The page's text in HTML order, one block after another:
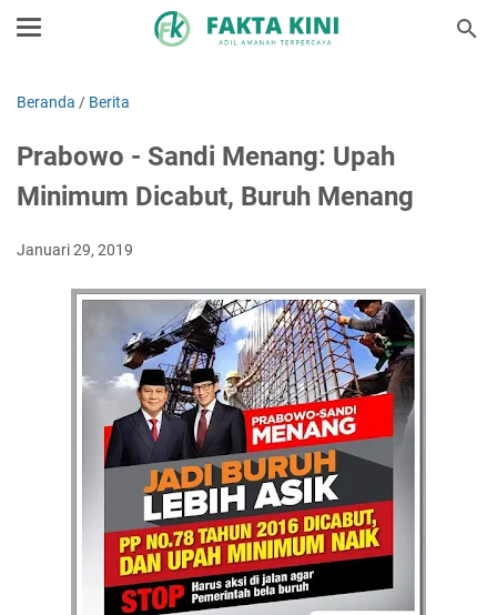
Beranda / Berita
Prabowo - Sandi Menang: Upah
Minimum Dicabut, Buruh Menang
Januari 29, 2019